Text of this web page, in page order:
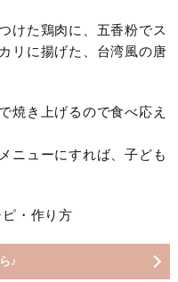
けた鶏肉に、五香粉でス
リに揚げた、台湾風の唐
焼き上げるので食べ応え
ニューにすれば、子ども
・作り方
♪